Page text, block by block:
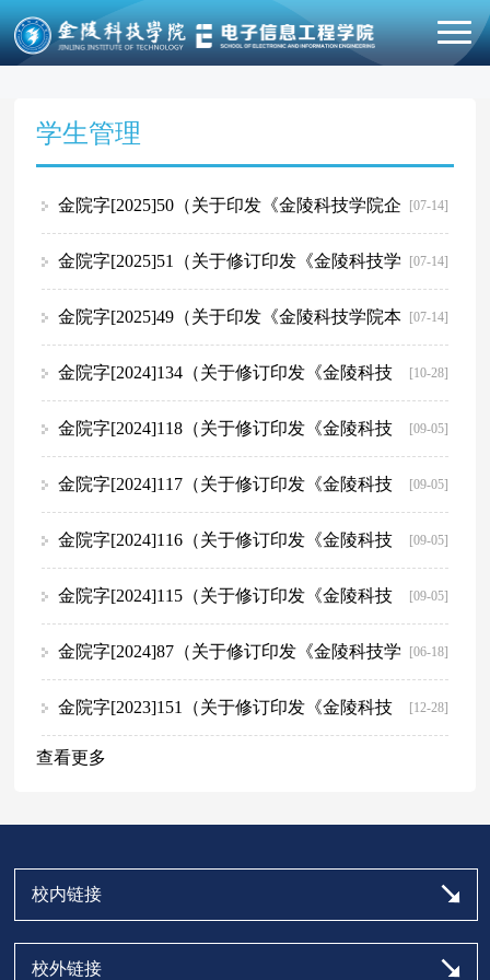
学生管理
[07-14]
金院字[2025]50（关于印发《金陵科技学院企
业班主任管理实施办法（试行）》的通知） [07-14]
金院字[2025]51（关于修订印发《金陵科技学
院本科生第二课堂学分认定办法》的通知） [07-14]
金院字[2025]49（关于印发《金陵科技学院本
科生创新创业实践学分认定与管理办法（试行）》的
通知）
[10-28]
金院字[2024]134（关于修订印发《金陵科技
学院大学生学科竞赛管理实施细则》的通知） [09-05]
金院字[2024]118（关于修订印发《金陵科技
学院本科家庭经济困难学生认定与管理办法》的通
知）
[09-05]
金院字[2024]117（关于修订印发《金陵科技
学院本科生优秀学生奖学金管理实施细则》的通知
）
[09-05]
金院字[2024]116（关于修订印发《金陵科技
学院本科生国家励志奖学金管理实施细则》的通知）
[09-05]
金院字[2024]115（关于修订印发《金陵科技
学院本科生国家奖学金管理实施细则》的通知） [06-18]
金院字[2024]87（关于修订印发《金陵科技学
院本科生赴国（境）外交流学习学分认定及成绩转换
管理办法》的通知)
[12-28]
金院字[2023]151（关于修订印发《金陵科技
学院本科生导师制管理实施办法》的通知）
查看更多
校内链接
校外链接